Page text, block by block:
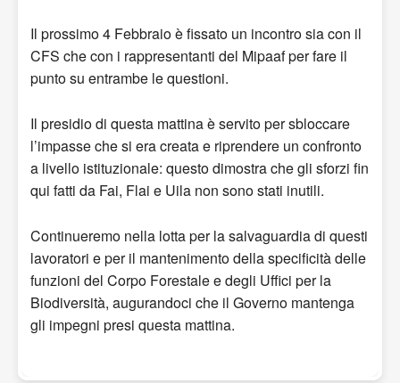
Il prossimo 4 Febbraio è fissato un incontro sia con il
CFS che con i rappresentanti del Mipaaf per fare il
punto su entrambe le questioni.
Il presidio di questa mattina è servito per sbloccare
l’impasse che si era creata e riprendere un confronto
a livello istituzionale: questo dimostra che gli sforzi fin
qui fatti da Fai, Flai e Uila non sono stati inutili.
Continueremo nella lotta per la salvaguardia di questi
lavoratori e per il mantenimento della specificità delle
funzioni del Corpo Forestale e degli Uffici per la
Biodiversità, augurandoci che il Governo mantenga
gli impegni presi questa mattina.